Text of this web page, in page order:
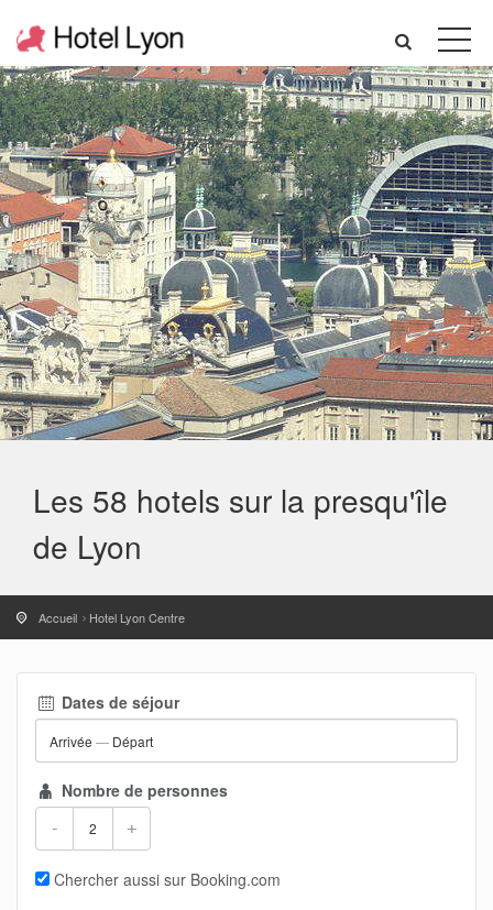
Les 58 hotels sur la presqu'île
de Lyon
Accueil Hotel Lyon Centre
Dates de séjour
Arrivée — Départ
Nombre de personnes
- +
Chercher aussi sur Booking.com